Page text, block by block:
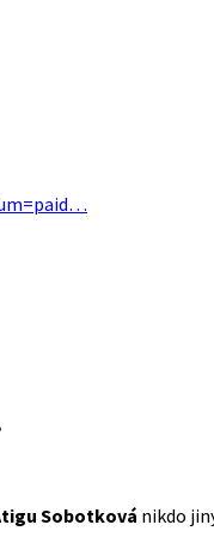
Sobotková nikdo